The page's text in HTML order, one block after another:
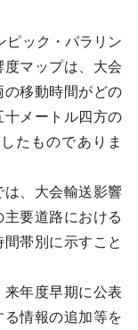
ック・パラリン
マップは、大会
移動時間がどの
メートル四方の
たものでありま
、大会輸送影響
要道路における
帯別に示すこと
年度早期に公表
情報の追加等を